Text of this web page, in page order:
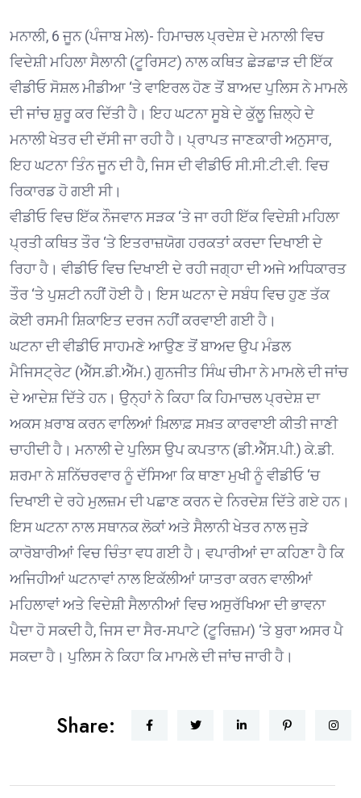
ਮਨਾਲੀ, 6 ਜੂਨ (ਪੰਜਾਬ ਮੇਲ)- ਹਿਮਾਚਲ ਪ੍ਰਦੇਸ਼ ਦੇ ਮਨਾਲੀ ਵਿਚ
ਵਿਦੇਸ਼ੀ ਮਹਿਲਾ ਸੈਲਾਨੀ (ਟੂਰਿਸਟ) ਨਾਲ ਕਥਿਤ ਛੇੜਛਾੜ ਦੀ ਇੱਕ
ਵੀਡੀਓ ਸੋਸ਼ਲ ਮੀਡੀਆ ‘ਤੇ ਵਾਇਰਲ ਹੋਣ ਤੋਂ ਬਾਅਦ ਪੁਲਿਸ ਨੇ ਮਾਮਲੇ
ਦੀ ਜਾਂਚ ਸ਼ੁਰੂ ਕਰ ਦਿੱਤੀ ਹੈ। ਇਹ ਘਟਨਾ ਸੂਬੇ ਦੇ ਕੁੱਲੂ ਜ਼ਿਲ੍ਹੇ ਦੇ
ਮਨਾਲੀ ਖੇਤਰ ਦੀ ਦੱਸੀ ਜਾ ਰਹੀ ਹੈ। ਪ੍ਰਾਪਤ ਜਾਣਕਾਰੀ ਅਨੁਸਾਰ,
ਇਹ ਘਟਨਾ ਤਿੰਨ ਜੂਨ ਦੀ ਹੈ, ਜਿਸ ਦੀ ਵੀਡੀਓ ਸੀ.ਸੀ.ਟੀ.ਵੀ. ਵਿਚ
ਰਿਕਾਰਡ ਹੋ ਗਈ ਸੀ।
ਵੀਡੀਓ ਵਿਚ ਇੱਕ ਨੌਜਵਾਨ ਸੜਕ ‘ਤੇ ਜਾ ਰਹੀ ਇੱਕ ਵਿਦੇਸ਼ੀ ਮਹਿਲਾ
ਪ੍ਰਤੀ ਕਥਿਤ ਤੌਰ ‘ਤੇ ਇਤਰਾਜ਼ਯੋਗ ਹਰਕਤਾਂ ਕਰਦਾ ਦਿਖਾਈ ਦੇ
ਰਿਹਾ ਹੈ। ਵੀਡੀਓ ਵਿਚ ਦਿਖਾਈ ਦੇ ਰਹੀ ਜਗ੍ਹਾ ਦੀ ਅਜੇ ਅਧਿਕਾਰਤ
ਤੌਰ ‘ਤੇ ਪੁਸ਼ਟੀ ਨਹੀਂ ਹੋਈ ਹੈ। ਇਸ ਘਟਨਾ ਦੇ ਸਬੰਧ ਵਿਚ ਹੁਣ ਤੱਕ
ਕੋਈ ਰਸਮੀ ਸ਼ਿਕਾਇਤ ਦਰਜ ਨਹੀਂ ਕਰਵਾਈ ਗਈ ਹੈ।
ਘਟਨਾ ਦੀ ਵੀਡੀਓ ਸਾਹਮਣੇ ਆਉਣ ਤੋਂ ਬਾਅਦ ਉਪ ਮੰਡਲ
ਮੈਜਿਸਟ੍ਰੇਟ (ਐੱਸ.ਡੀ.ਐੱਮ.) ਗੁਨਜੀਤ ਸਿੰਘ ਚੀਮਾ ਨੇ ਮਾਮਲੇ ਦੀ ਜਾਂਚ
ਦੇ ਆਦੇਸ਼ ਦਿੱਤੇ ਹਨ। ਉਨ੍ਹਾਂ ਨੇ ਕਿਹਾ ਕਿ ਹਿਮਾਚਲ ਪ੍ਰਦੇਸ਼ ਦਾ
ਅਕਸ ਖ਼ਰਾਬ ਕਰਨ ਵਾਲਿਆਂ ਖ਼ਿਲਾਫ਼ ਸਖ਼ਤ ਕਾਰਵਾਈ ਕੀਤੀ ਜਾਣੀ
ਚਾਹੀਦੀ ਹੈ। ਮਨਾਲੀ ਦੇ ਪੁਲਿਸ ਉਪ ਕਪਤਾਨ (ਡੀ.ਐੱਸ.ਪੀ.) ਕੇ.ਡੀ.
ਸ਼ਰਮਾ ਨੇ ਸ਼ਨਿੱਚਰਵਾਰ ਨੂੰ ਦੱਸਿਆ ਕਿ ਥਾਣਾ ਮੁਖੀ ਨੂੰ ਵੀਡੀਓ ‘ਚ
ਦਿਖਾਈ ਦੇ ਰਹੇ ਮੁਲਜ਼ਮ ਦੀ ਪਛਾਣ ਕਰਨ ਦੇ ਨਿਰਦੇਸ਼ ਦਿੱਤੇ ਗਏ ਹਨ।
ਇਸ ਘਟਨਾ ਨਾਲ ਸਥਾਨਕ ਲੋਕਾਂ ਅਤੇ ਸੈਲਾਨੀ ਖੇਤਰ ਨਾਲ ਜੁੜੇ
ਕਾਰੋਬਾਰੀਆਂ ਵਿਚ ਚਿੰਤਾ ਵਧ ਗਈ ਹੈ। ਵਪਾਰੀਆਂ ਦਾ ਕਹਿਣਾ ਹੈ ਕਿ
ਅਜਿਹੀਆਂ ਘਟਨਾਵਾਂ ਨਾਲ ਇਕੱਲੀਆਂ ਯਾਤਰਾ ਕਰਨ ਵਾਲੀਆਂ
ਮਹਿਲਾਵਾਂ ਅਤੇ ਵਿਦੇਸ਼ੀ ਸੈਲਾਨੀਆਂ ਵਿਚ ਅਸੁਰੱਖਿਆ ਦੀ ਭਾਵਨਾ
ਪੈਦਾ ਹੋ ਸਕਦੀ ਹੈ, ਜਿਸ ਦਾ ਸੈਰ-ਸਪਾਟੇ (ਟੂਰਿਜ਼ਮ) ‘ਤੇ ਬੁਰਾ ਅਸਰ ਪੈ
ਸਕਦਾ ਹੈ। ਪੁਲਿਸ ਨੇ ਕਿਹਾ ਕਿ ਮਾਮਲੇ ਦੀ ਜਾਂਚ ਜਾਰੀ ਹੈ।
Share: